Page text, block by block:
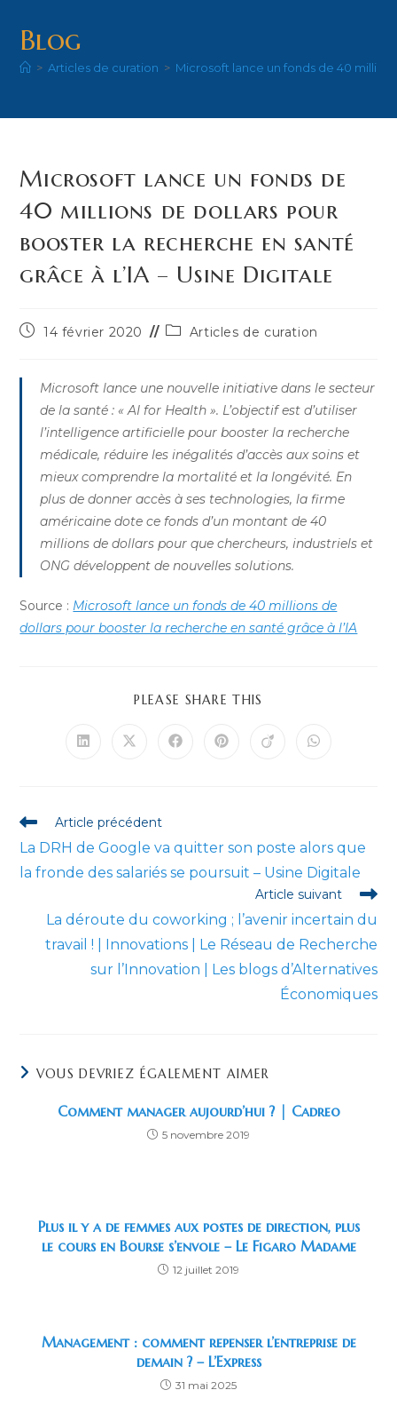
Blog
> Articles de curation > Microsoft lance un fonds de 40
Microsoft lance un fonds de
40 millions de dollars pour
booster la recherche en santé
grâce à l’IA – Usine Digitale
Publication
14 février 2020
PostArticles de curation
Microsoft lance une nouvelle initiative dans le secteur
de la santé : « AI for Health ». L’objectif est d’utiliser
l’intelligence artificielle pour booster la recherche
médicale, réduire les inégalités d’accès aux soins et
mieux comprendre la mortalité et la longévité. En
plus de donner accès à ses technologies, la firme
américaine dote ce fonds d’un montant de 40
millions de dollars pour que chercheurs, industriels et
ONG développent de nouvelles solutions.
Source : Microsoft lance un fonds de 40 millions de
dollars pour booster la recherche en santé grâce à l’IA
PLEASE SHARE THIS
Ouvrir
Ouvrir Ouvrir Ouvrir Ouvrir Ouvrir
Read
articles
Article précédent
La DRH de Google va quitter son poste alors que
la fronde des salariés se poursuit – Usine Digitale
Article suivant
La déroute du coworking ; l’avenir incertain du
travail ! | Innovations | Le Réseau de Recherche
sur l’Innovation | Les blogs d’Alternatives
Économiques
VOUS DEVRIEZ ÉGALEMENT AIMER
Comment manager aujourd’hui ? | Cadreo
5 novembre 2019
Plus il y a de femmes aux postes de direction, plus
le cours en Bourse s’envole – Le Figaro Madame
12 juillet 2019
Management : comment repenser l’entreprise de
demain ? – L’Express
31 mai 2025